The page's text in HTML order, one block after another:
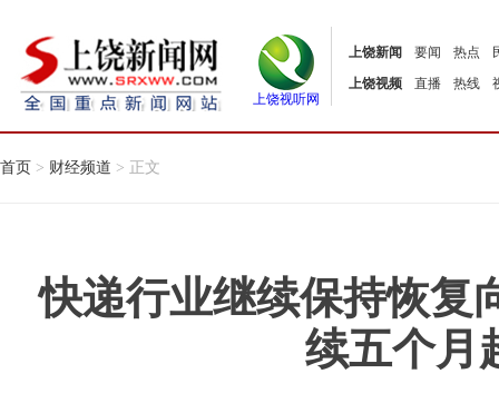
上饶视听网
上饶新闻 要闻 热点
上饶视频
直播 热线
首页 > 财经频道 > 正文
快递行业继续保持恢复
续五个月